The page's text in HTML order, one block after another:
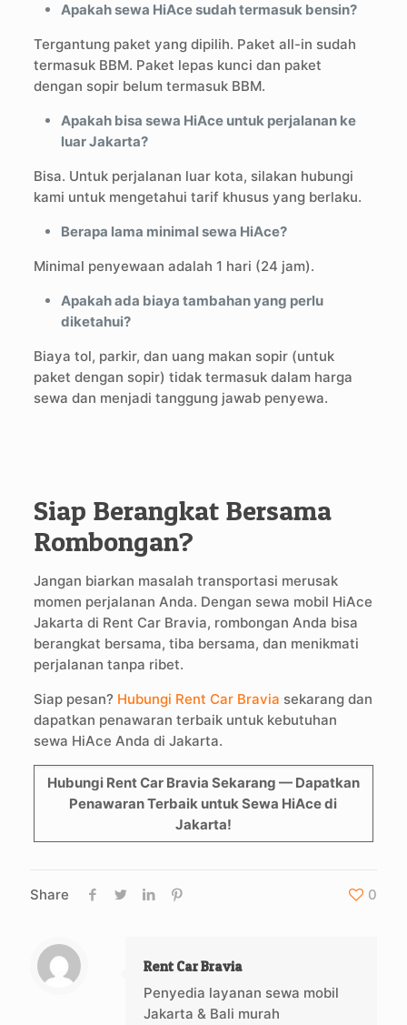
Apakah sewa HiAce sudah termasuk bensin?
Tergantung paket yang dipilih. Paket all-in sudah
termasuk BBM. Paket lepas kunci dan paket
dengan sopir belum termasuk BBM.
Apakah bisa sewa HiAce untuk perjalanan ke
luar Jakarta?
Bisa. Untuk perjalanan luar kota, silakan hubungi
kami untuk mengetahui tarif khusus yang berlaku.
Berapa lama minimal sewa HiAce?
Minimal penyewaan adalah 1 hari (24 jam).
Apakah ada biaya tambahan yang perlu
diketahui?
Biaya tol, parkir, dan uang makan sopir (untuk
paket dengan sopir) tidak termasuk dalam harga
sewa dan menjadi tanggung jawab penyewa.
Siap Berangkat Bersama
Rombongan?
Jangan biarkan masalah transportasi merusak
momen perjalanan Anda. Dengan sewa mobil HiAce
Jakarta di Rent Car Bravia, rombongan Anda bisa
berangkat bersama, tiba bersama, dan menikmati
perjalanan tanpa ribet.
Siap pesan? Hubungi Rent Car Bravia sekarang dan
dapatkan penawaran terbaik untuk kebutuhan
sewa HiAce Anda di Jakarta.
Hubungi Rent Car Bravia Sekarang — Dapatkan
Penawaran Terbaik untuk Sewa HiAce di
Jakarta!
Share 0
Rent Car Bravia
Penyedia layanan sewa mobil
Jakarta & Bali murah